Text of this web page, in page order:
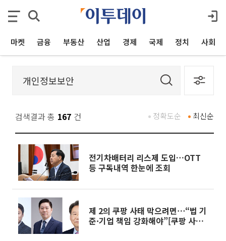
마켓 금융 부동산 산업 경제 국제 정치 사회
검색결과 총 167 건 최신순
정확도순
전기차배터리 리스제 도입…OTT
등 구독내역 한눈에 조회
제 2의 쿠팡 사태 막으려면⋯“법 기
준·기업 책임 강화해야”[쿠팡 사태